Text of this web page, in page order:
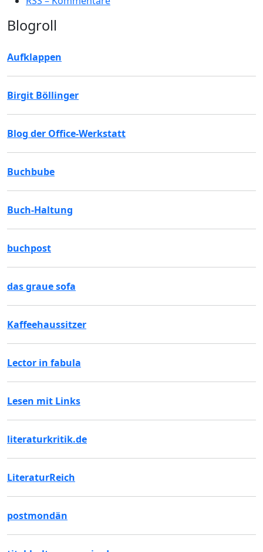
Blogroll
Aufklappen
Birgit Böllinger
Blog der Office-Werkstatt
Buchbube
Buch-Haltung
buchpost
das graue sofa
Kaffeehaussitzer
Lector in fabula
Lesen mit Links
literaturkritik.de
LiteraturReich
postmondän